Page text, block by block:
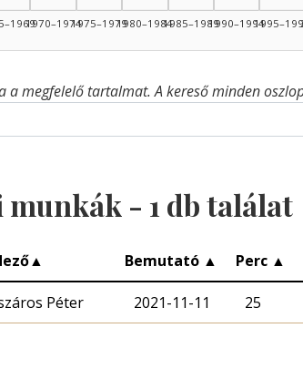
1970–19741975–19791980–19841985–19891990–1994
a megfelelő tartalmat. A kereső minden
munkák - 1 db találat
▲ Bemutató ▲ Perc ▲
Péter 2021-11-11 25